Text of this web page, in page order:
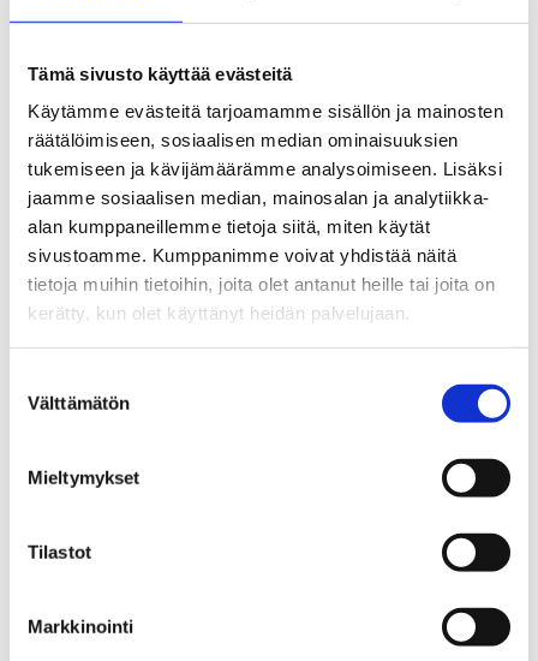
Tämä sivusto käyttää evästeitä
Käytämme evästeitä tarjoamamme sisällön ja mainosten
räätälöimiseen, sosiaalisen median ominaisuuksien
tukemiseen ja kävijämäärämme analysoimiseen. Lisäksi
jaamme sosiaalisen median, mainosalan ja analytiikka-
alan kumppaneillemme tietoja siitä, miten käytät
sivustoamme. Kumppanimme voivat yhdistää näitä
tietoja muihin tietoihin, joita olet antanut heille tai joita on
kerätty, kun olet käyttänyt heidän palvelujaan.
valinta
Välttämätön
Mieltymykset
Tilastot
Markkinointi
Seikkaillen koulu- ja työmatkalle – peli tuo intoa
pyöräilyyn ja kävelyyn
Vapaa-ajan liikunta edistää nuorten mielenterveyttä –
miksi koulumatkaliikunta ei?
Tutustu tutkimuksiin!
Tilaa uutiskirje suoraan sähköpostiisi:
Tilaa uutiskirje